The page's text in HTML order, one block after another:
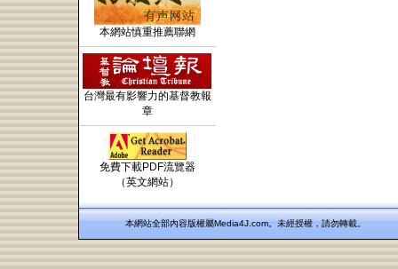
本網站慎重推薦聯網
台灣最有影響力的基督教報
章
免費下載PDF流覽器
（英文網站）
本網站全部內容版權屬Media4J.com。未經授權，請勿轉載。